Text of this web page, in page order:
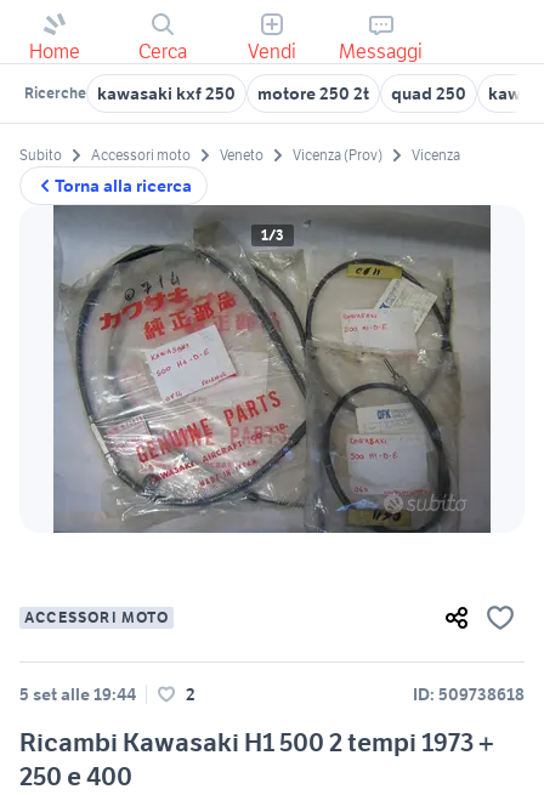
Home Cerca Vendi Messaggi
Ricerche kawasaki kxf 250 motore 250 2t quad 250
Torna alla ricerca
Subito Accessori moto Veneto Vicenza (Prov) Vicenza
1/3
ACCESSORI MOTO
5 set alle 19:44 2 ID: 509738618
Ricambi Kawasaki H1 500 2 tempi 1973 +
250 e 400